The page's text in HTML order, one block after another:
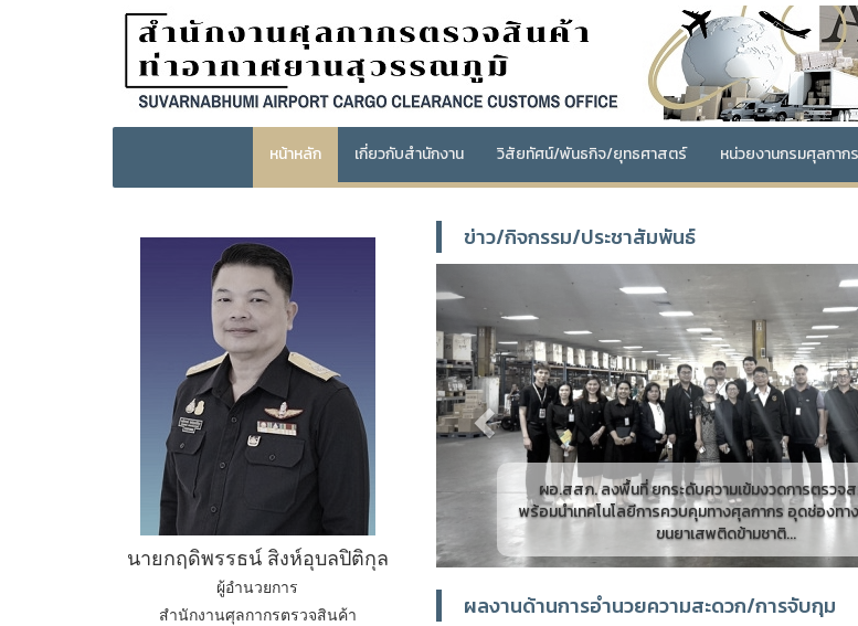
หน้าหลัก เกี่ยวกับสำนักงาน วิสัยทัศน์/พันธกิจ/ยุทธศาสตร์ หน่วยงานกรมศุลกากร
นายกฤดิพรรธน์ สิงห์อุบลปิติกุล
ผู้อำนวยการ
สำนักงานศุลกากรตรวจสินค้า
ข่าว/กิจกรรม/ประชาสัมพันธ์
ผอ.สสภ. ลงพื้นที่ ยกระดับความเข้มงวดการตรวจสอบ
พร้อมนำเทคโนโลยีการควบคุมทางศุลกากร อุดช่องทางก
ขนยาเสพติดข้ามชาติ...
ผลงานด้านการอำนวยความสะดวก/การจับกุม